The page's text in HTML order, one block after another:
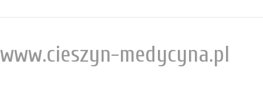
www.cieszyn-medycyna.pl